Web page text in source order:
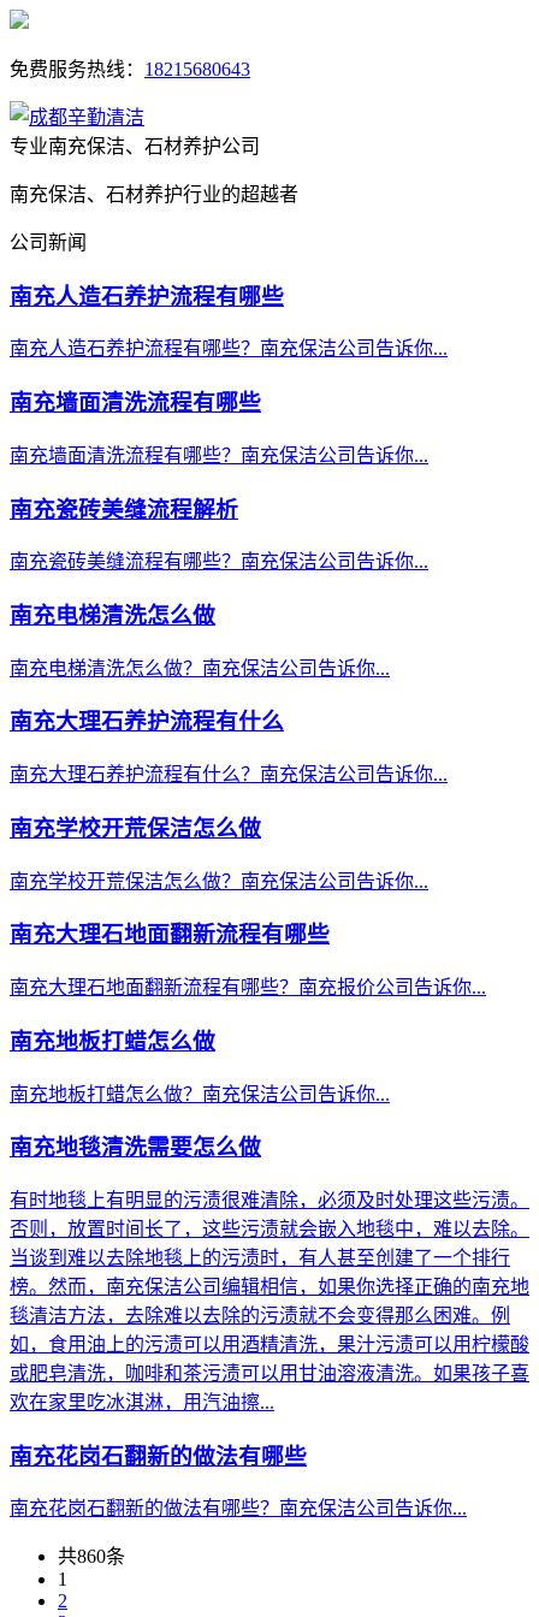
免费服务热线： 18215680643
专业南充保洁、石材养护公司
南充保洁、石材养护行业的超越者
公司新闻
南充人造石养护流程有哪些
南充人造石养护流程有哪些？南充保洁公司告诉你...
南充墙面清洗流程有哪些
南充墙面清洗流程有哪些？南充保洁公司告诉你...
南充瓷砖美缝流程解析
南充瓷砖美缝流程有哪些？南充保洁公司告诉你...
南充电梯清洗怎么做
南充电梯清洗怎么做？南充保洁公司告诉你...
南充大理石养护流程有什么
南充大理石养护流程有什么？南充保洁公司告诉你...
南充学校开荒保洁怎么做
南充学校开荒保洁怎么做？南充保洁公司告诉你...
南充大理石地面翻新流程有哪些
南充大理石地面翻新流程有哪些？南充报价公司告诉你...
南充地板打蜡怎么做
南充地板打蜡怎么做？南充保洁公司告诉你...
南充地毯清洗需要怎么做
有时地毯上有明显的污渍很难清除，必须及时处理这些污渍。
否则，放置时间长了，这些污渍就会嵌入地毯中，难以去除。
当谈到难以去除地毯上的污渍时，有人甚至创建了一个排行
榜。然而，南充保洁公司编辑相信，如果你选择正确的南充地
毯清洁方法，去除难以去除的污渍就不会变得那么困难。例
如，食用油上的污渍可以用酒精清洗，果汁污渍可以用柠檬酸
或肥皂清洗，咖啡和茶污渍可以用甘油溶液清洗。如果孩子喜
欢在家里吃冰淇淋，用汽油擦...
南充花岗石翻新的做法有哪些
南充花岗石翻新的做法有哪些？南充保洁公司告诉你...
共860条
1
2